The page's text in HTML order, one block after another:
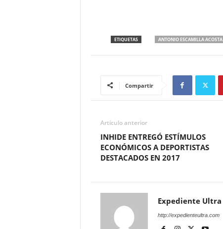
ETIQUETAS ANTONIO ESCAMILLA ACOSTA
Compartir
Artículo anterior
INHIDE ENTREGÓ ESTÍMULOS
ECONÓMICOS A DEPORTISTAS
DESTACADOS EN 2017
Expediente Ultra
http://expedienteultra.com